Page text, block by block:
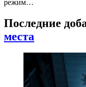
режим…
Последние
места